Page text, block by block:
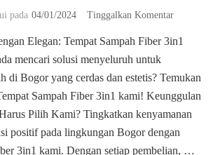
pada 04/01/2024 Tinggalkan Komentarpada
Tempat
Fiber
Di
Bogor
Elegan: Tempat Sampah Fiber 3in1
mencari solusi menyeluruh untuk
di Bogor yang cerdas dan estetis? Temukan
Sampah Fiber 3in1 kami! Keunggulan
Pilih Kami? Tingkatkan kenyamanan
positif pada lingkungan Bogor dengan
3in1 kami. Dengan setiap pembelian, …